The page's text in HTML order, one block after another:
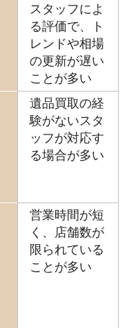
スタッフによ
る評価で、ト
レンドや相場
の更新が遅い
ことが多い
遺品買取の経
験がないスタ
ッフが対応す
る場合が多い
営業時間が短
く、店舗数が
限られている
ことが多い